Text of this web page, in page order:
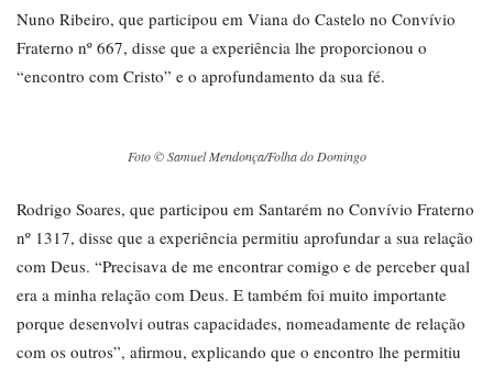
Nuno Ribeiro, que participou em Viana do Castelo no Convívio
Fraterno nº 667, disse que a experiência lhe proporcionou o
“encontro com Cristo” e o aprofundamento da sua fé.
Foto © Samuel Mendonça/Folha do Domingo
Rodrigo Soares, que participou em Santarém no Convívio Fraterno
nº 1317, disse que a experiência permitiu aprofundar a sua relação
com Deus. “Precisava de me encontrar comigo e de perceber qual
era a minha relação com Deus. E também foi muito importante
porque desenvolvi outras capacidades, nomeadamente de relação
com os outros”, afirmou, explicando que o encontro lhe permitiu